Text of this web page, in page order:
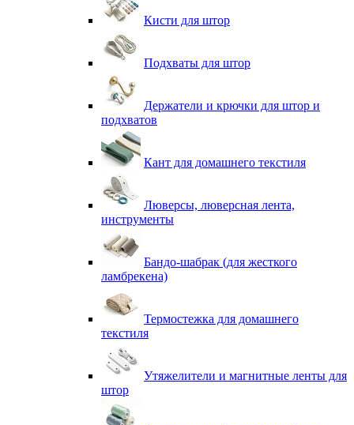
Кисти для штор
Подхваты для штор
Держатели и крючки для штор и
подхватов
Кант для домашнего текстиля
Люверсы, люверсная лента,
инструменты
Бандо-шабрак (для жесткого
ламбрекена)
Термостежка для домашнего
текстиля
Утяжелители и магнитные ленты для
штор